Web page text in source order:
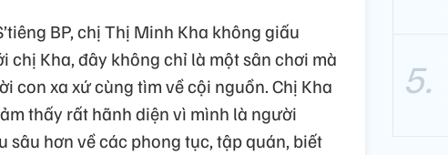
BP, chị Thị Minh Kha không giấu
Kha, đây không chỉ là một sân chơi mà
con xa xứ cùng tìm về cội nguồn. Chị Kha
thấy rất hãnh diện vì mình là người
sâu hơn về các phong tục, tập quán, biết